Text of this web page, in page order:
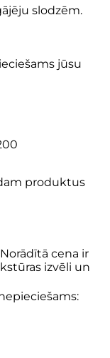
slodzēm.
jūsu
produktus
Norādītā cena ir
izvēli un